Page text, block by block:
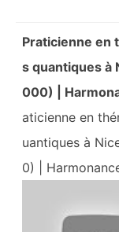
Praticienne en
s quantiques à
000) |
aticienne en
uantiques à
0) |